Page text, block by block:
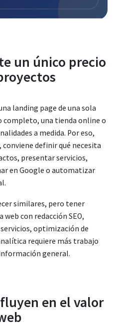
un único precio
landing page de una sola
una tienda online o
a medida. Por eso,
definir qué necesita
presentar servicios,
en Google o automatizar
similares, pero tener
con redacción SEO,
optimización de
requiere más trabajo
general.
en el valor